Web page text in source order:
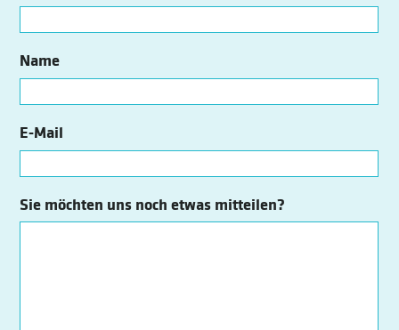
Name
E-Mail
Sie möchten uns noch etwas mitteilen?